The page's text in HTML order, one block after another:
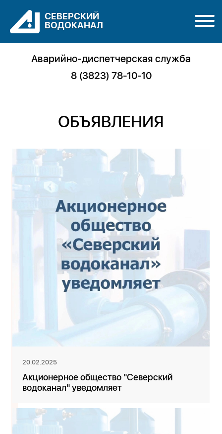
Аварийно-диспетчерская служба
8 (3823) 78-10-10
СЕВЕРСКИЙ
ВОДОКАНАЛ
ОБЪЯВЛЕНИЯ
20.02.2025
Акционерное общество "Северский
водоканал" уведомляет